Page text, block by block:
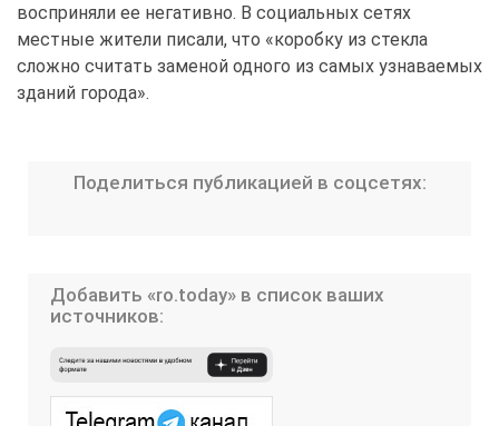
восприняли ее негативно. В социальных сетях
местные жители писали, что «коробку из стекла
сложно считать заменой одного из самых узнаваемых
зданий города».
Поделиться публикацией в соцсетях:
Добавить «ro.today» в список ваших
источников: